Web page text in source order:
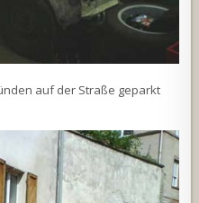
auf der Straße geparkt